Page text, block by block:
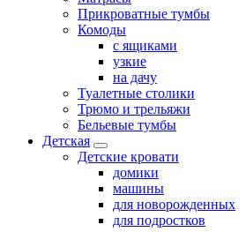
Прикроватные тумбы
Комоды
с ящиками
узкие
на дачу
Туалетные столики
Трюмо и трельяжи
Бельевые тумбы
Детская
Детские кровати
домики
машины
для новорожденных
для подростков